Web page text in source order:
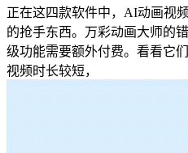
正在这四款软件中，AI动画视
的抢手东西。万彩动画大师的
级功能需要额外付费。看看它
视频时长较短，